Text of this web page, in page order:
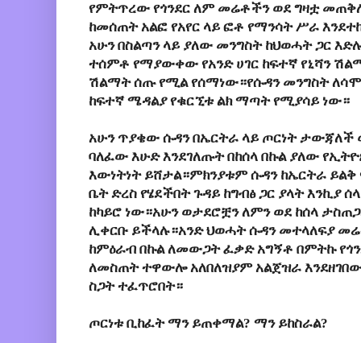
የምትጥረው የጎንደር ለም መሬቶችን ወደ ግዛቷ
ከመሰጠት አልፎ የአየር ላይ ፎቶ የማንሳት ሥራ
አሁን በስልጣን ላይ ያለው መንግስት ከህወሓት ጋር
ተሰምቶ የማያውቀው የአንድ ሀገር ከፍተኛ የኒሻን
ሽልማት ሰጡ የሚል የሰማነው።የሱዳን መንግስት
ከፍተኛ ሜዳልያ የቁርኚቱ ልክ ማጣት የሚያሳይ ነው።
አሁን ጥያቄው ሱዳን በኤርትራ ላይ ጦርነት ታውጃለች
ባለፈው እሁድ እንደገለጡት በከሰላ በኩል ያለው
እውነትነት ይሸታል።ምክንያቱም ሱዳን ከኤርትራ
ቤት ድረስ የሄደችበት ጉዳይ ከግብፅ ጋር ያላት
ከካይሮ ነው።አሁን ወታደሮቿን ለምን ወደ ከሰላ
ሊቀርቡ ይችላሉ።አንድ ህወሓት ሱዳን መተላለፍያ
ከምዕራብ በኩል ለመውጋት ፈቃድ አግኝቶ በምትኩ
ለመስጠት ተዋውሎ አለበለዝያም አልጀዝራ
ስጋት ተፈጥሮበት።
ጦርነቱ ቢከፈት ማን ይጠቀማል? ማን ይከስራል?